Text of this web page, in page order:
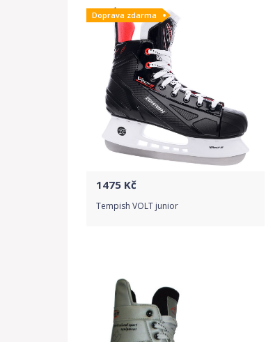
Detail produktu
Doprava zdarma
1475 Kč
Tempish VOLT junior
Detail produktu